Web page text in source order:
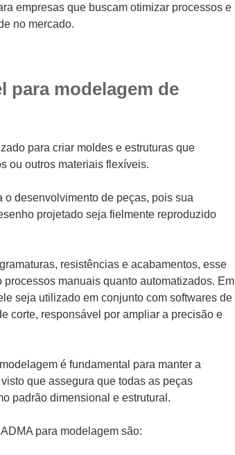
empresas que buscam otimizar processos e
no mercado.
para modelagem de
para criar moldes e estruturas que
ou outros materiais flexíveis.
o desenvolvimento de peças, pois sua
projetado seja fielmente reproduzido
resistências e acabamentos, esse
processos manuais quanto automatizados. Em
seja utilizado em conjunto com softwares de
corte, responsável por ampliar a precisão e
é fundamental para manter a
que assegura que todas as peças
padrão dimensional e estrutural.
para modelagem são: